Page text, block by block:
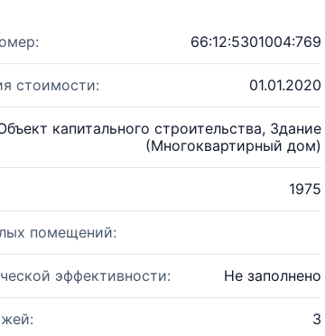
66:12:5301004:769
стоимости: 01.01.2020
капитального строительства, Здание
(Многоквартирный дом)
1975
помещений:
эффективности: Не заполнено
3